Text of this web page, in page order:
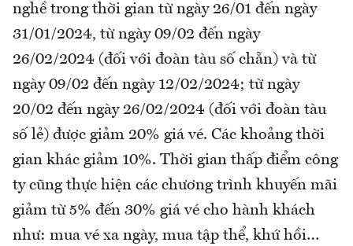
nghề trong thời gian từ ngày 26/01 đến ngày
31/01/2024, từ ngày 09/02 đến ngày
26/02/2024 (đối với đoàn tàu số chẵn) và từ
ngày 09/02 đến ngày 12/02/2024; từ ngày
20/02 đến ngày 26/02/2024 (đối với đoàn tàu
số lẻ) được giảm 20% giá vé. Các khoảng thời
gian khác giảm 10%. Thời gian thấp điểm công
ty cũng thực hiện các chương trình khuyến mãi
giảm từ 5% đến 30% giá vé cho hành khách
như: mua vé xa ngày, mua tập thể, khứ hồi…